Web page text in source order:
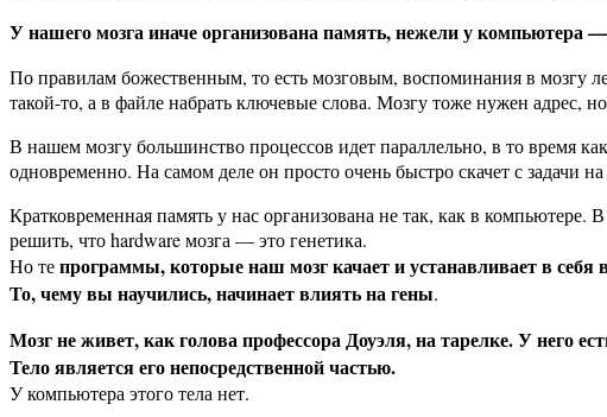
У нашего мозга иначе организована память, нежели у компьютера
По правилам божественным, то есть мозговым, воспоминания в мозгу
такой-то, а в файле набрать ключевые слова. Мозгу тоже нужен адрес,
В нашем мозгу большинство процессов идет параллельно, в то время
одновременно. На самом деле он просто очень быстро скачет с задачи на
Кратковременная память у нас организована не так, как в
решить, что hardware мозга — это генетика.
Но тепрограммы, которые наш мозг качает и устанавливает в себя
То, чему вы научились, начинает влиять на гены.
Мозг не живет, как голова профессора Доуэля, на тарелке. У него
Тело является его непосредственной частью.
У компьютера этого тела нет.